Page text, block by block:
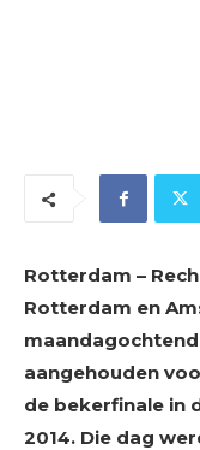
Rotterdam –
Rotterdam en
aangehouden
de bekerfinale in
2014. Die dag